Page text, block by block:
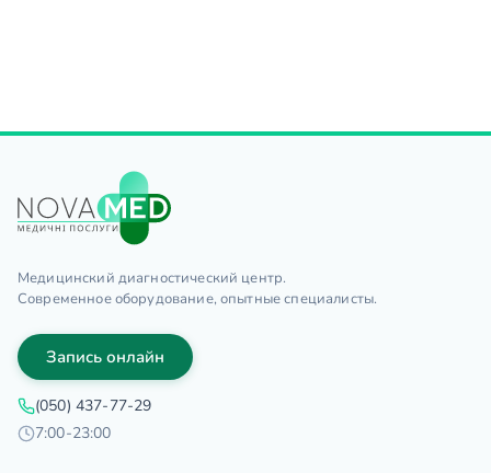
Медицинский диагностический центр.
Современное оборудование, опытные специалисты.
Запись онлайн
(050) 437-77-29
7:00-23:00